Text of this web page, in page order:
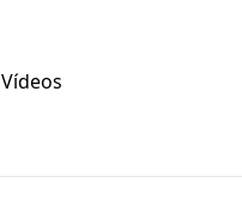
Vídeos